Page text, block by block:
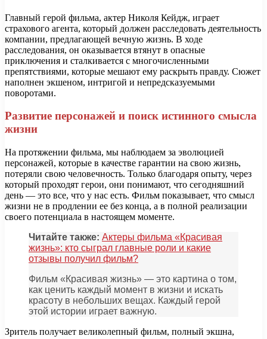
Главный герой фильма, актер Николя Кейдж, играет
страхового агента, который должен расследовать деятельность
компании, предлагающей вечную жизнь. В ходе
расследования, он оказывается втянут в опасные
приключения и сталкивается с многочисленными
препятствиями, которые мешают ему раскрыть правду. Сюжет
наполнен экшеном, интригой и непредсказуемыми
поворотами.
Развитие персонажей и поиск истинного смысла
жизни
На протяжении фильма, мы наблюдаем за эволюцией
персонажей, которые в качестве гарантии на свою жизнь,
потеряли свою человечность. Только благодаря опыту, через
который проходят герои, они понимают, что сегодняшний
день — это все, что у нас есть. Фильм показывает, что смысл
жизни не в продлении ее без конца, а в полной реализации
своего потенциала в настоящем моменте.
Читайте также: Актеры фильма «Красивая
жизнь»: кто сыграл главные роли и какие
отзывы получил фильм?
Фильм «Красивая жизнь» — это картина о том,
как ценить каждый момент в жизни и искать
красоту в небольших вещах. Каждый герой
этой истории играет важную.
Зритель получает великолепный фильм, полный экшна,